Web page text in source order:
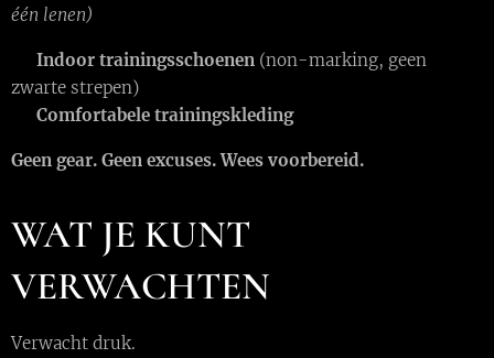
één lenen)
Indoor trainingsschoenen (non-marking, geen
zwarte strepen)
Comfortabele trainingskleding
Geen gear. Geen excuses. Wees voorbereid.
WAT JE KUNT
VERWACHTEN
Verwacht druk.